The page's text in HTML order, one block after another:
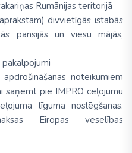
Rumānijas teritorijā
divvietīgās istabās
pansijās un viesu mājās,
noteikumiem
saņemt pie IMPRO ceļojumu
līguma noslēgšanas.
Eiropas veselības